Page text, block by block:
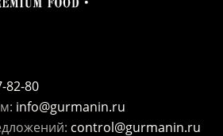
82-80
info@gurmanin.ru
control@gurmanin.ru